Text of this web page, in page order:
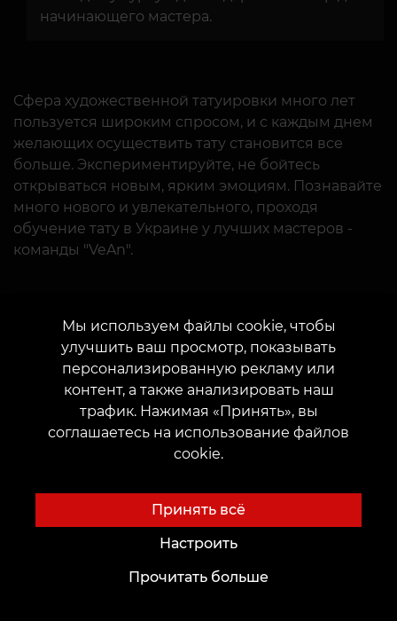
начинающего мастера.
Сфера художественной татуировки много лет
пользуется широким спросом, и с каждым днем
желающих осуществить тату становится все
больше. Экспериментируйте, не бойтесь
открываться новым, ярким эмоциям. Познавайте
много нового и увлекательного, проходя
обучение тату в Украине у лучших мастеров -
команды "VeAn".
Мы используем файлы cookie, чтобы
улучшить ваш просмотр, показывать
персонализированную рекламу или
контент, а также анализировать наш
трафик. Нажимая «Принять», вы
соглашаетесь на использование файлов
cookie.
Принять всё
Настроить
Прочитать больше